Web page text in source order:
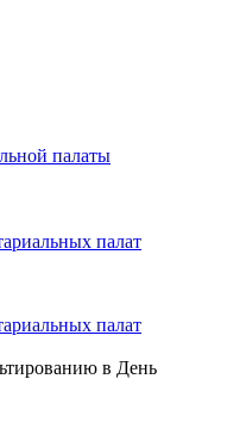
палаты
палат
палат
в День